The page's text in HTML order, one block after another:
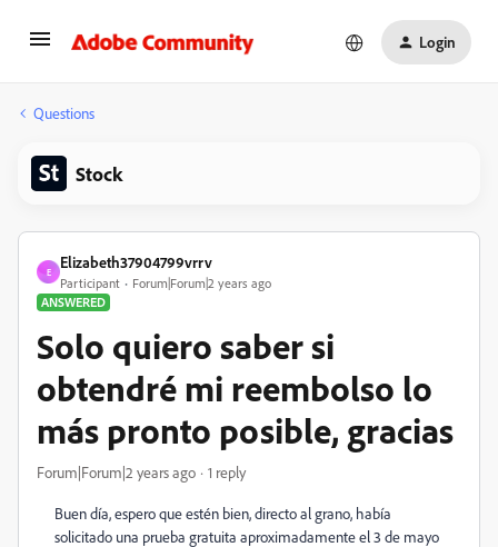
Login
Questions
Stock
E
Elizabeth37904799vrrv
Participant
Forum|Forum|2 years ago
ANSWERED
Solo quiero saber si
obtendré mi reembolso lo
más pronto posible, gracias
Forum|Forum|2 years ago 1 reply
Buen día, espero que estén bien, directo al grano, había
solicitado una prueba gratuita aproximadamente el 3 de mayo